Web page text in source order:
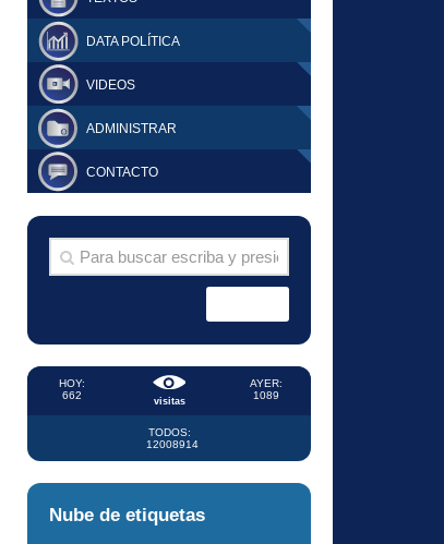
DATA POLÍTICA
VIDEOS
ADMINISTRAR
CONTACTO
visitas
HOY:
662
AYER:
1089
TODOS:
12008914
Nube de etiquetas